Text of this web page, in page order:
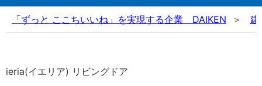
「ずっと ここちいいね」を実現する企業 DAIKEN 建
ieria(イエリア) リビングドア